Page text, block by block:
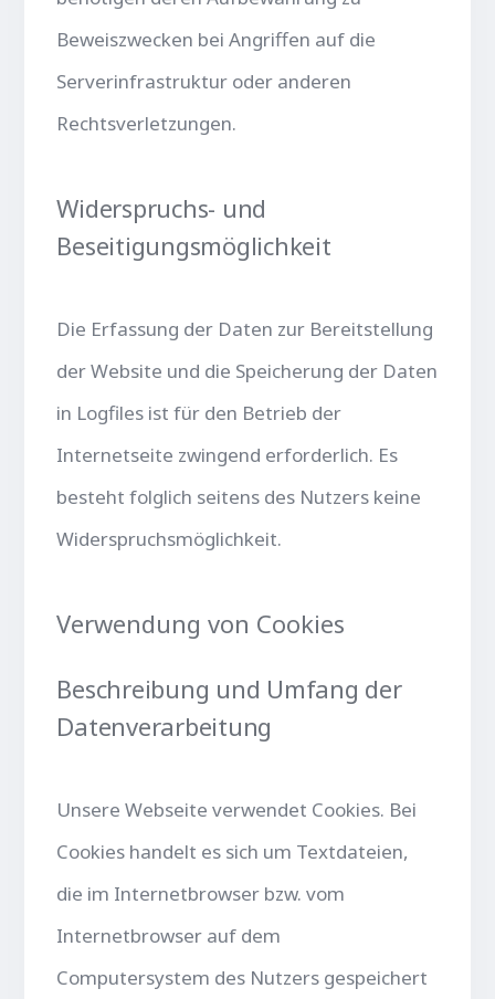
Beweiszwecken bei Angriffen auf die
Serverinfrastruktur oder anderen
Rechtsverletzungen.
Widerspruchs- und
Beseitigungsmöglichkeit
Die Erfassung der Daten zur Bereitstellung
der Website und die Speicherung der Daten
in Logfiles ist für den Betrieb der
Internetseite zwingend erforderlich. Es
besteht folglich seitens des Nutzers keine
Widerspruchsmöglichkeit.
Verwendung von Cookies
Beschreibung und Umfang der
Datenverarbeitung
Unsere Webseite verwendet Cookies. Bei
Cookies handelt es sich um Textdateien,
die im Internetbrowser bzw. vom
Internetbrowser auf dem
Computersystem des Nutzers gespeichert